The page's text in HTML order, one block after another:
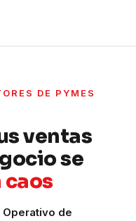
DE PYMES
ventas
se
caos
Operativo de